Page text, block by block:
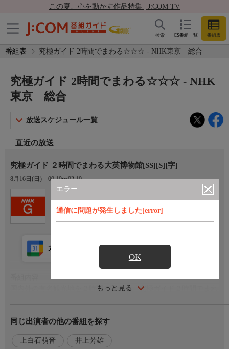
この夏、心を動かす作品特集 | J:COM TV
CS番組一覧 番組表
検索
番組表 究極ガイド 2時間でまわる☆☆☆ - NHK東京 総合
エラー
通信に問題が発生しました[error]
OK
究極ガイド 2時間でまわる☆☆☆ - NHK
東京 総合
放送スケジュール一覧
直近の放送
究極ガイド ２時間でまわる大英博物館[SS][S][字]
8月16日(日) 00:10〜02:10
もっと見る
カレンダー登録 アプリ視聴
国内外の有名観光地を２時間で味わう「究極ガイド２時間でまわ
ギリシャ・パルテノン神殿を飾った彫刻たち。そして、アステ
カ・創造と破壊を司る神の仮面など、人類の至宝が集う。大英博
物館をめぐることは、世界の人類の歩みをたどること。そんな時
同じ出演者の他の番組を探す
上白石萌音 井上芳雄